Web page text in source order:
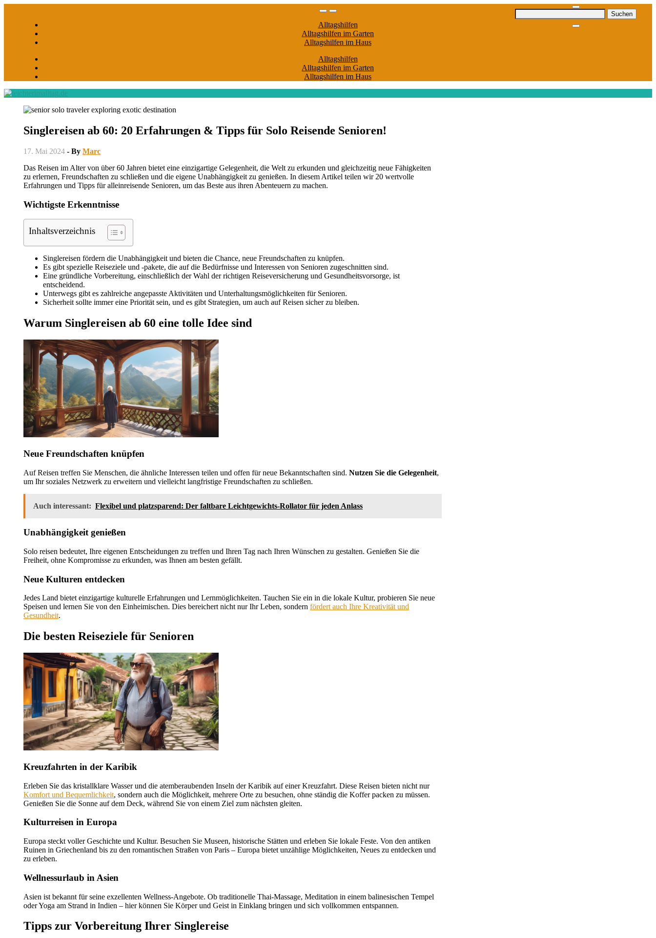
Alltagshilfen
Alltagshilfen im Garten
Alltagshilfen im Haus
Alltagshilfen
Alltagshilfen im Garten
Alltagshilfen im Haus
Suchen
nach:
Singlereisen ab 60: 20 Erfahrungen & Tipps für Solo Reisende Senioren!
17. Mai 2024 - By Marc
Das Reisen im Alter von über 60 Jahren bietet eine einzigartige Gelegenheit, die Welt zu erkunden und gleichzeitig neue Fähigkeiten
zu erlernen, Freundschaften zu schließen und die eigene Unabhängigkeit zu genießen. In diesem Artikel teilen wir 20 wertvolle
Erfahrungen und Tipps für alleinreisende Senioren, um das Beste aus ihren Abenteuern zu machen.
Wichtigste Erkenntnisse
Inhaltsverzeichnis
Singlereisen fördern die Unabhängigkeit und bieten die Chance, neue Freundschaften zu knüpfen.
Es gibt spezielle Reiseziele und -pakete, die auf die Bedürfnisse und Interessen von Senioren zugeschnitten sind.
Eine gründliche Vorbereitung, einschließlich der Wahl der richtigen Reiseversicherung und Gesundheitsvorsorge, ist
entscheidend.
Unterwegs gibt es zahlreiche angepasste Aktivitäten und Unterhaltungsmöglichkeiten für Senioren.
Sicherheit sollte immer eine Priorität sein, und es gibt Strategien, um auch auf Reisen sicher zu bleiben.
Warum Singlereisen ab 60 eine tolle Idee sind
Neue Freundschaften knüpfen
Auf Reisen treffen Sie Menschen, die ähnliche Interessen teilen und offen für neue Bekanntschaften sind. Nutzen Sie die Gelegenheit,
um Ihr soziales Netzwerk zu erweitern und vielleicht langfristige Freundschaften zu schließen.
Auch interessant: Flexibel und platzsparend: Der faltbare Leichtgewichts-Rollator für jeden Anlass
Unabhängigkeit genießen
Solo reisen bedeutet, Ihre eigenen Entscheidungen zu treffen und Ihren Tag nach Ihren Wünschen zu gestalten. Genießen Sie die
Freiheit, ohne Kompromisse zu erkunden, was Ihnen am besten gefällt.
Neue Kulturen entdecken
Jedes Land bietet einzigartige kulturelle Erfahrungen und Lernmöglichkeiten. Tauchen Sie ein in die lokale Kultur, probieren Sie neue
Speisen und lernen Sie von den Einheimischen. Dies bereichert nicht nur Ihr Leben, sondern fördert auch Ihre Kreativität und
Gesundheit.
Die besten Reiseziele für Senioren
Kreuzfahrten in der Karibik
Erleben Sie das kristallklare Wasser und die atemberaubenden Inseln der Karibik auf einer Kreuzfahrt. Diese Reisen bieten nicht nur
Komfort und Bequemlichkeit, sondern auch die Möglichkeit, mehrere Orte zu besuchen, ohne ständig die Koffer packen zu müssen.
Genießen Sie die Sonne auf dem Deck, während Sie von einem Ziel zum nächsten gleiten.
Kulturreisen in Europa
Europa steckt voller Geschichte und Kultur. Besuchen Sie Museen, historische Stätten und erleben Sie lokale Feste. Von den antiken
Ruinen in Griechenland bis zu den romantischen Straßen von Paris – Europa bietet unzählige Möglichkeiten, Neues zu entdecken und
zu erleben.
Wellnessurlaub in Asien
Asien ist bekannt für seine exzellenten Wellness-Angebote. Ob traditionelle Thai-Massage, Meditation in einem balinesischen Tempel
oder Yoga am Strand in Indien – hier können Sie Körper und Geist in Einklang bringen und sich vollkommen entspannen.
Tipps zur Vorbereitung Ihrer Singlereise